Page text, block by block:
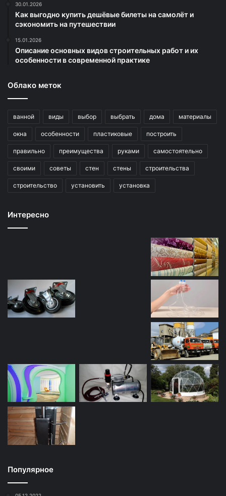
30.01.2026
Как выгодно купить дешёвые билеты на самолёт и
сэкономить на путешествии
15.01.2026
Описание основных видов строительных работ и их
особенности в современной практике
Облако меток
ванной виды выбор выбрать дома материалы
окна особенности пластиковые построить
правильно преимущества руками самостоятельно
своими советы стен стены строительства
строительство установить установка
Интересно
Популярное